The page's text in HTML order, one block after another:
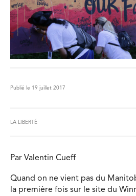
Publié le 19 juillet 2017
LA LIBERTÉ
Par Valentin Cueff
Quand on ne vient pas du
la première fois sur le site du